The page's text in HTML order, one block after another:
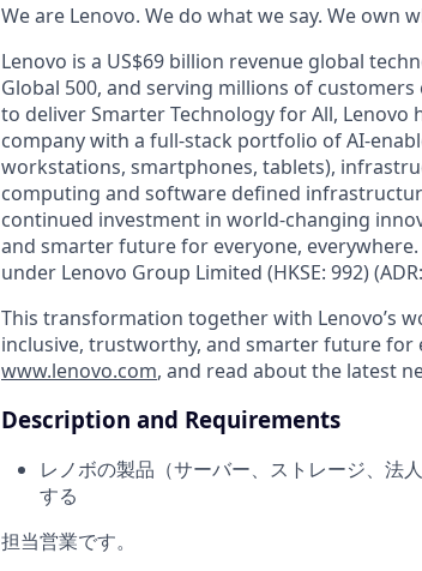
We are Lenovo. We do what we say. We own
Lenovo is a US$69 billion revenue global
Global 500, and serving millions of
to deliver Smarter Technology for All, Lenovo
company with a full-stack portfolio of AI-
workstations, smartphones, tablets),
computing and software defined
continued investment in world-changing
and smarter future for everyone,
under Lenovo Group Limited (HKSE: 992)
This transformation together with Lenovo’s
inclusive, trustworthy, and smarter future for
www.lenovo.com, and read about the latest
Description and Requirements
レノボの製品（サーバー、ストレージ、法
する
担当営業です。